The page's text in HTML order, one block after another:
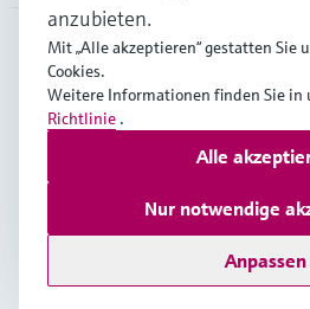
GLB
Copyright © Endress+Hauser Group
Nutzungsbedingungen
anzubieten.
Mit „Alle akzeptieren“ gestatten Sie
Cookies.
Weitere Informationen finden Sie in
Richtlinie .
Anpassen
Nur notwendige
Alle